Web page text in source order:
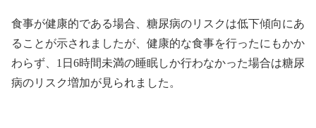
食事が健康的である場合、糖尿病のリスクは低下傾向にあ
ることが示されましたが、健康的な食事を行ったにもかか
わらず、1日6時間未満の睡眠しか行わなかった場合は糖尿
病のリスク増加が見られました。